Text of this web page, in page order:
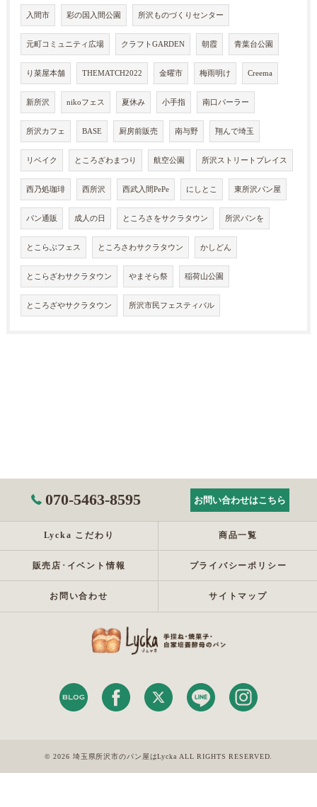
入間市 彩の国入間公園 所沢ものづくりセンター
元町コミュニティ広場 クラフトGARDEN 朝霞 青葉台公園
り菜屋本舗 THEMATCH2022 金曜市 梅雨明け Creema
新所沢 nikoフェス 夏休み 小手指 南口パーラー
所沢カフェ BASE 厨房前販売 南与野 翔んで埼玉
リベイク ところざわまつり 航空公園 所沢ストリートプレイス
西乃処珈琲 西所沢 西武入間PePe にしとこ 東所沢パン屋
パン通販 成人の日 ところさをサクラタウン 所沢パンを
とこらぶフェス ところさわサクラタウン かしどん
とこらざわサクラタウン やまそら祭 稲荷山公園
ところざやサクラタウン 所沢市民フェスティバル
070-5463-8595 お問い合わせはこちら
Lycka こだわり 商品一覧
販売店･イベント情報 プライバシーポリシー
お問い合わせ サイトマップ
© 2026 埼玉県所沢市のパン屋はLycka ALL RIGHTS RESERVED.